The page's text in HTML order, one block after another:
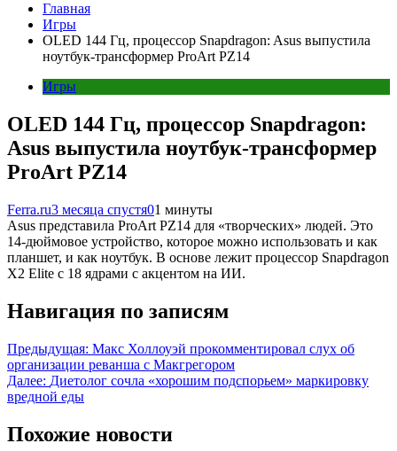
Главная
Игры
OLED 144 Гц, процессор Snapdragon: Asus выпустила
ноутбук-трансформер ProArt PZ14
Игры
OLED 144 Гц, процессор Snapdragon:
Asus выпустила ноутбук-трансформер
ProArt PZ14
Ferra.ru3 месяца спустя01 минуты
Asus представила ProArt PZ14 для «творческих» людей. Это
14-дюймовое устройство, которое можно использовать и как
планшет, и как ноутбук. В основе лежит процессор Snapdragon
X2 Elite с 18 ядрами с акцентом на ИИ.
Навигация по записям
Предыдущая: Макс Холлоуэй прокомментировал слух об
организации реванша с Макгрегором
Далее: Диетолог сочла «хорошим подспорьем» маркировку
вредной еды
Похожие новости